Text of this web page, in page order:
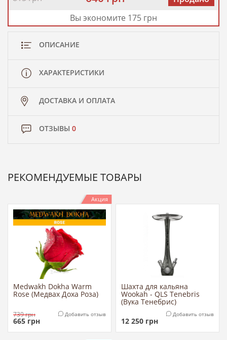
Вы экономите 175 грн
ОПИСАНИЕ
ХАРАКТЕРИСТИКИ
ДОСТАВКА И ОПЛАТА
ОТЗЫВЫ 0
РЕКОМЕНДУЕМЫЕ ТОВАРЫ
Акция
Medwakh Dokha Warm
Rose (Медвах Доха Роза)
739грн
665 грн
Добавить отзыв
Шахта для кальяна
Wookah - QLS Tenebris
(Вука Тенебрис)
12 250 грн
Добавить отзыв